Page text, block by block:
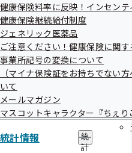
健康保険料率に反映！インセンテ
健康保険継続給付制度
ジェネリック医薬品
ご注意ください！健康保険に関
事業所記号の変換について
（マイナ保険証をお持ちでない
いて
メールマガジン
マスコットキャラクター『ちぇ
統計情報
統
計
/file/yamagata/kouhou/
—★—★—★—★—★